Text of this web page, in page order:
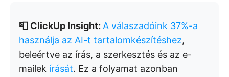
📮 ClickUp Insight: A válaszadóink 37%-a
használja az AI-t tartalomkészítéshez,
beleértve az írás, a szerkesztés és az e-
mailek írását. Ez a folyamat azonban